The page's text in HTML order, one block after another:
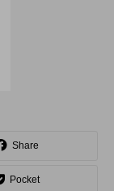
ポイ
Share
Pocket